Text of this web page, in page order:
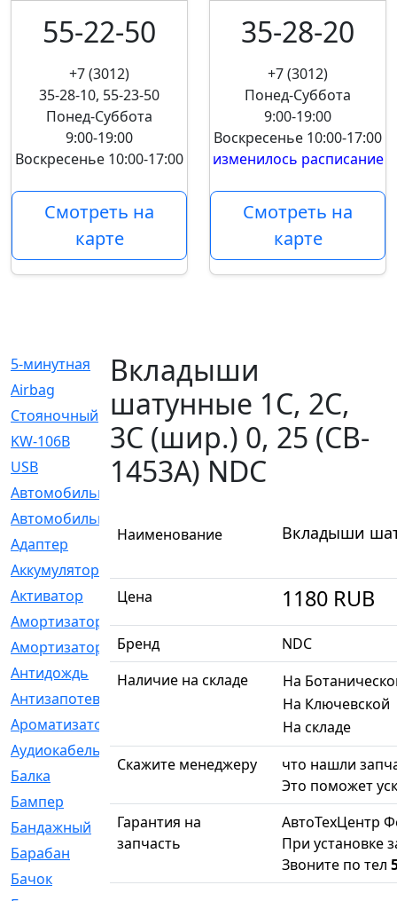
55-22-50
+7 (3012)
35-28-10, 55-23-50
Понед-Суббота
9:00-19:00
Воскресенье 10:00-17:00
Смотреть на
карте
35-28-20
+7 (3012)
Понед-Суббота
9:00-19:00
Воскресенье 10:00-17:00
изменилось расписание
Смотреть на
карте
5-минутная
[1]
Airbag
[18]
Cтояночный
[1]
KW-106B
[0]
USB
[6]
Автомобильное
Автомобильный
Адаптер
[3]
Аккумулятор
Активатор
Амортизатор
[608]
Амортизаторы
Антидождь
[1]
Антизапотеватель
Ароматизатор
Аудиокабель
[2]
Балка
[58]
Бампер
[137]
Бандажный
[6]
Барабан
[5]
Бачок
[40]
Вкладыши
шатунные 1C, 2C,
3C (шир.) 0, 25 (CB-
1453A) NDC
Наименование Вкладыши
Цена 1180 RUB
Бренд
NDC
Наличие на складе
На
На Ключевской
На складе
Скажите менеджеру
что нашли
Это поможет
Гарантия на
запчасть
АвтоТехЦентр
При установке
Звоните по тел